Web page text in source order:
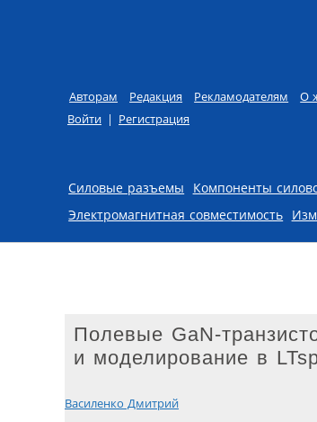
Авторам Редакция Рекламодателям
О
Войти | Регистрация
Skip to content
Силовые разъемы Компоненты
Электромагнитная совместимость
Полевые GaN-
и моделирование в
Василенко Дмитрий